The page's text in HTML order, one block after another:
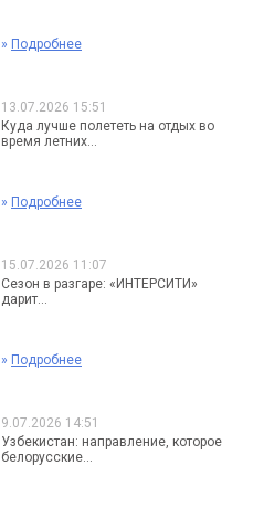
» Подробнее
13.07.2026 15:51
Куда лучше полететь на отдых во
время летних...
» Подробнее
15.07.2026 11:07
Сезон в разгаре: «ИНТЕРСИТИ»
дарит...
» Подробнее
9.07.2026 14:51
Узбекистан: направление, которое
белорусские...